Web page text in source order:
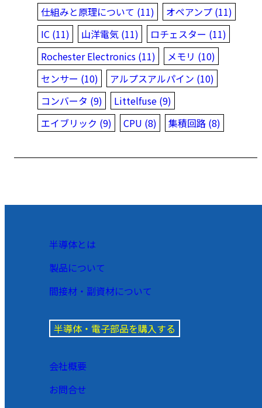
仕組みと原理について (11)
オペアンプ (11)
IC (11)
山洋電気 (11)
ロチェスター (11)
Rochester Electronics (11)
メモリ (10)
センサー (10)
アルプスアルパイン (10)
コンバータ (9)
Littelfuse (9)
エイブリック (9)
CPU (8) 集積回路 (8)
半導体とは
製品について
間接材・副資材について
半導体・電子部品を購入する
会社概要
お問合せ